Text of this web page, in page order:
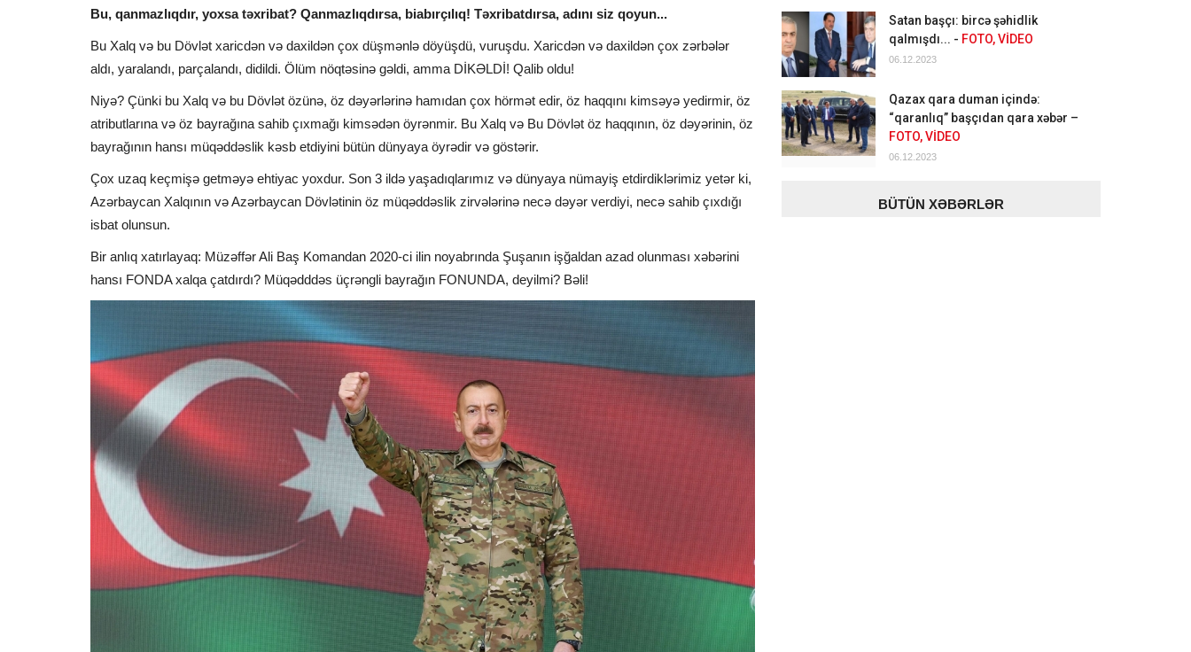
Bu, qanmazlıqdır, yoxsa təxribat? Qanmazlıqdırsa, biabırçılıq! Təxribatdırsa, adını siz qoyun...
Bu Xalq və bu Dövlət xaricdən və daxildən çox düşmənlə döyüşdü, vuruşdu. Xaricdən və daxildən çox zərbələr
aldı, yaralandı, parçalandı, didildi. Ölüm nöqtəsinə gəldi, amma DİKƏLDİ! Qalib oldu!
Niyə? Çünki bu Xalq və bu Dövlət özünə, öz dəyərlərinə hamıdan çox hörmət edir, öz haqqını kimsəyə yedirmir, öz
atributlarına və öz bayrağına sahib çıxmağı kimsədən öyrənmir. Bu Xalq və Bu Dövlət öz haqqının, öz dəyərinin, öz
bayrağının hansı müqəddəslik kəsb etdiyini bütün dünyaya öyrədir və göstərir.
Çox uzaq keçmişə getməyə ehtiyac yoxdur. Son 3 ildə yaşadıqlarımız və dünyaya nümayiş etdirdiklərimiz yetər ki,
Azərbaycan Xalqının və Azərbaycan Dövlətinin öz müqəddəslik zirvələrinə necə dəyər verdiyi, necə sahib çıxdığı
isbat olunsun.
Bir anlıq xatırlayaq: Müzəffər Ali Baş Komandan 2020-ci ilin noyabrında Şuşanın işğaldan azad olunması xəbərini
hansı FONDA xalqa çatdırdı? Müqədddəs üçrəngli bayrağın FONUNDA, deyilmi? Bəli!
Satan başçı: bircə şəhidlik
qalmışdı... - FOTO, VİDEO
06.12.2023
Qazax qara duman içində:
“qaranlıq” başçıdan qara xəbər –
FOTO, VİDEO
06.12.2023
BÜTÜN XƏBƏRLƏR